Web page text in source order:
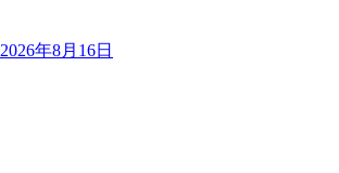
2026年8月16日